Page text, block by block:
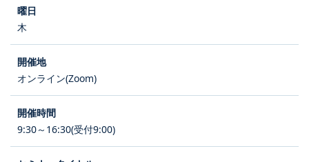
木
オンライン(Zoom)
9:30～16:30(受付9:00)